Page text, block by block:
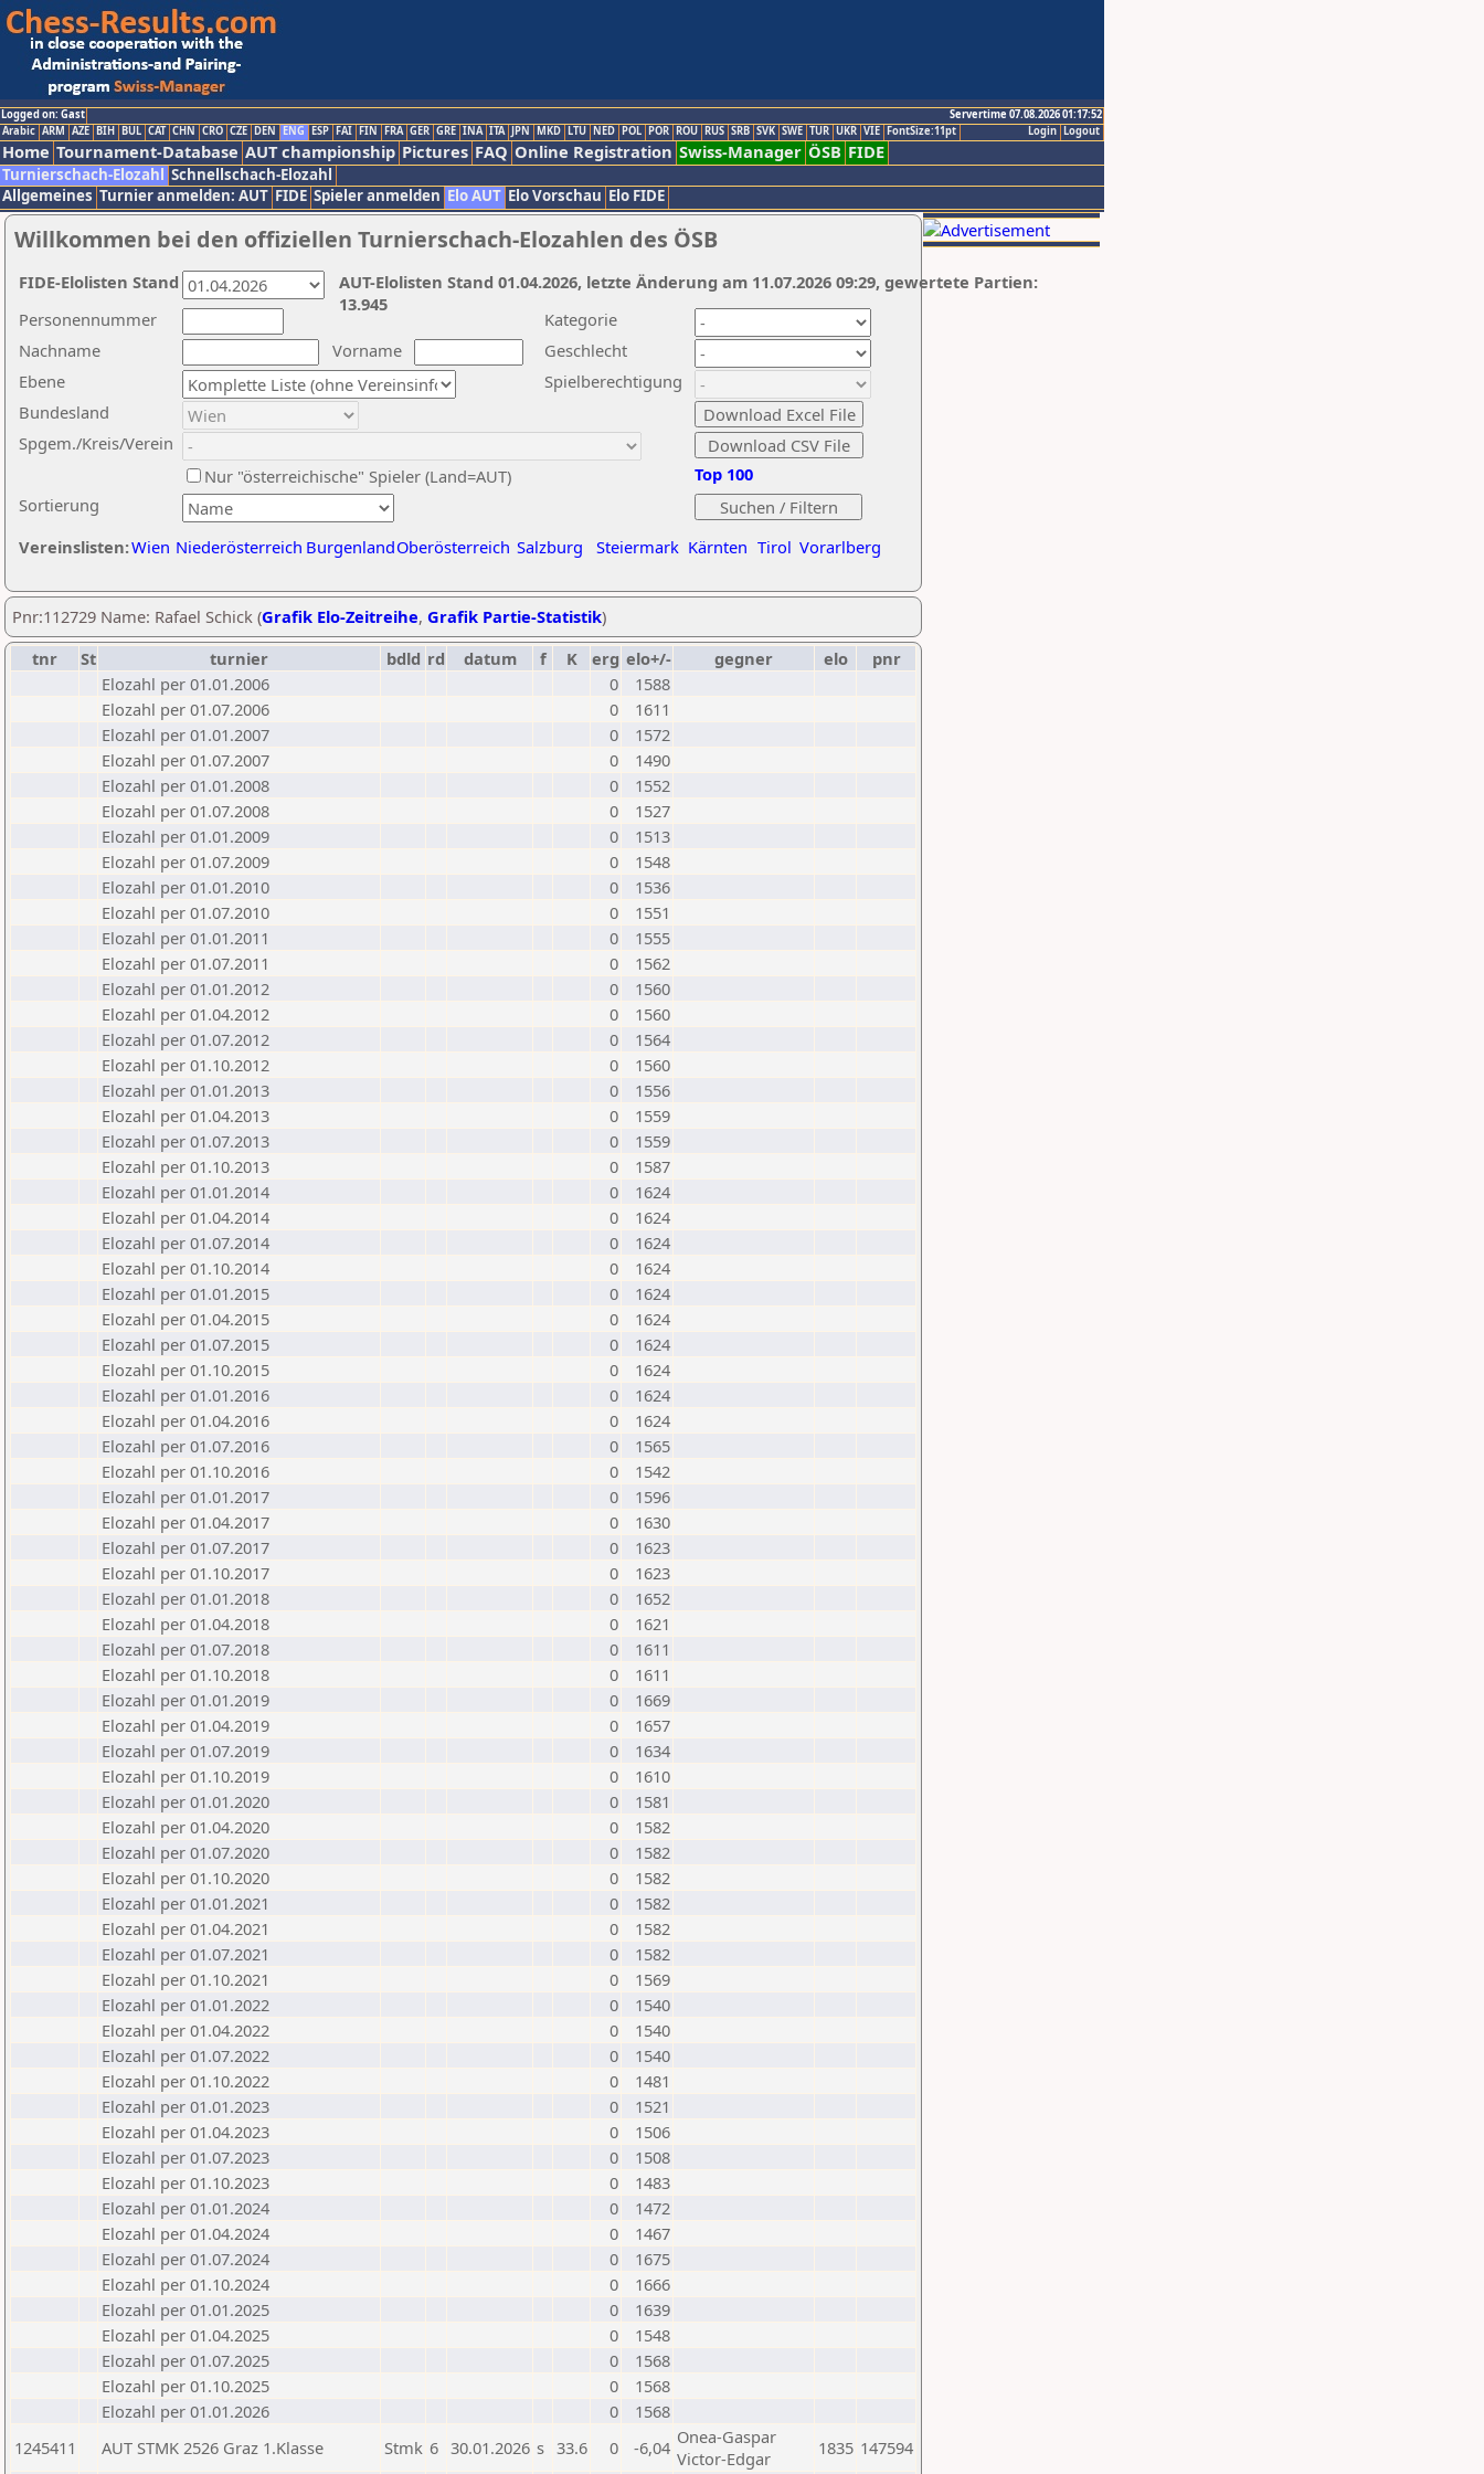
Logged on: Gast
Servertime 07.08.2026 01:17:52
Logout
Login
Arabic ARM AZE BIH BUL CAT CHN CRO CZE DEN ENG ESP FAI FIN FRA GER GRE INA ITA JPN MKD LTU NED POL POR ROU RUS SRB SVK SWE TUR UKR VIE FontSize:11pt
Home Tournament-Database AUT championship Pictures FAQ Online Registration Swiss-Manager ÖSB FIDE
Turnierschach-Elozahl Schnellschach-Elozahl
Allgemeines Turnier anmelden: AUT FIDE Spieler anmelden Elo AUT Elo Vorschau Elo FIDE
Willkommen bei den offiziellen Turnierschach-Elozahlen des ÖSB
Nachname
Vorname
Ebene
Kategorie
Sortierung
Personennummer
Bundesland
Spgem./Kreis/Verein
Geschlecht
Nur "österreichische" Spieler (Land=AUT)
Spielberechtigung
Vereinslisten:Wien Niederösterreich BurgenlandOberösterreich Salzburg Steiermark Kärnten Tirol Vorarlberg
Top 100
AUT-Elolisten Stand 01.04.2026, letzte Änderung am 11.07.2026 09:29, gewertete Partien:
13.945
FIDE-Elolisten Stand
Pnr:112729 Name: Rafael Schick (Grafik Elo-Zeitreihe, Grafik Partie-Statistik)
tnr
St turnier bdld rd datum f K erg elo+/- gegner elo
pnr
Elozahl per 01.01.2006
0
1588
Elozahl per 01.07.2006
0
1611
Elozahl per 01.01.2007
0
1572
Elozahl per 01.07.2007
0
1490
Elozahl per 01.01.2008
0
1552
Elozahl per 01.07.2008
0
1527
Elozahl per 01.01.2009
0
1513
Elozahl per 01.07.2009
0
1548
Elozahl per 01.01.2010
0
1536
Elozahl per 01.07.2010
0
1551
Elozahl per 01.01.2011
0
1555
Elozahl per 01.07.2011
0
1562
Elozahl per 01.01.2012
0
1560
Elozahl per 01.04.2012
0
1560
Elozahl per 01.07.2012
0
1564
Elozahl per 01.10.2012
0
1560
Elozahl per 01.01.2013
0
1556
Elozahl per 01.04.2013
0
1559
Elozahl per 01.07.2013
0
1559
Elozahl per 01.10.2013
0
1587
Elozahl per 01.01.2014
0
1624
Elozahl per 01.04.2014
0
1624
Elozahl per 01.07.2014
0
1624
Elozahl per 01.10.2014
0
1624
Elozahl per 01.01.2015
0
1624
Elozahl per 01.04.2015
0
1624
Elozahl per 01.07.2015
0
1624
Elozahl per 01.10.2015
0
1624
Elozahl per 01.01.2016
0
1624
Elozahl per 01.04.2016
0
1624
Elozahl per 01.07.2016
0
1565
Elozahl per 01.10.2016
0
1542
Elozahl per 01.01.2017
0
1596
Elozahl per 01.04.2017
0
1630
Elozahl per 01.07.2017
0
1623
Elozahl per 01.10.2017
0
1623
Elozahl per 01.01.2018
0
1652
Elozahl per 01.04.2018
0
1621
Elozahl per 01.07.2018
0
1611
Elozahl per 01.10.2018
0
1611
Elozahl per 01.01.2019
0
1669
Elozahl per 01.04.2019
0
1657
Elozahl per 01.07.2019
0
1634
Elozahl per 01.10.2019
0
1610
Elozahl per 01.01.2020
0
1581
Elozahl per 01.04.2020
0
1582
Elozahl per 01.07.2020
0
1582
Elozahl per 01.10.2020
0
1582
Elozahl per 01.01.2021
0
1582
Elozahl per 01.04.2021
0
1582
Elozahl per 01.07.2021
0
1582
Elozahl per 01.10.2021
0
1569
Elozahl per 01.01.2022
0
1540
Elozahl per 01.04.2022
0
1540
Elozahl per 01.07.2022
0
1540
Elozahl per 01.10.2022
0
1481
Elozahl per 01.01.2023
0
1521
Elozahl per 01.04.2023
0
1506
Elozahl per 01.07.2023
0
1508
Elozahl per 01.10.2023
0
1483
Elozahl per 01.01.2024
0
1472
Elozahl per 01.04.2024
0
1467
Elozahl per 01.07.2024
0
1675
Elozahl per 01.10.2024
0
1666
Elozahl per 01.01.2025
0
1639
Elozahl per 01.04.2025
0
1548
Elozahl per 01.07.2025
0
1568
Elozahl per 01.10.2025
0
1568
Elozahl per 01.01.2026
0
1568
1245411
AUT STMK 2526 Graz 1.Klasse Stmk 6 30.01.2026 s 33.6 0 -6,04 Onea-Gaspar
Victor-Edgar
1835 147594